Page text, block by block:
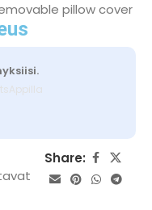
pillow cover
Share: